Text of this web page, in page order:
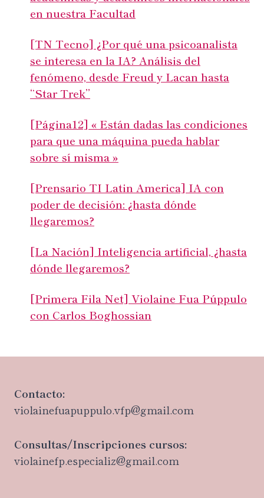
en nuestra Facultad
[TN Tecno] ¿Por qué una psicoanalista
se interesa en la IA? Análisis del
fenómeno, desde Freud y Lacan hasta
“Star Trek”
[Página12] « Están dadas las condiciones
para que una máquina pueda hablar
sobre sí misma »
[Prensario TI Latin America] IA con
poder de decisión: ¿hasta dónde
llegaremos?
[La Nación] Inteligencia artificial, ¿hasta
dónde llegaremos?
[Primera Fila Net] Violaine Fua Púppulo
con Carlos Boghossian
Contacto:
violainefuapuppulo.vfp@gmail.com
Consultas/Inscripciones cursos:
violainefp.especializ@gmail.com